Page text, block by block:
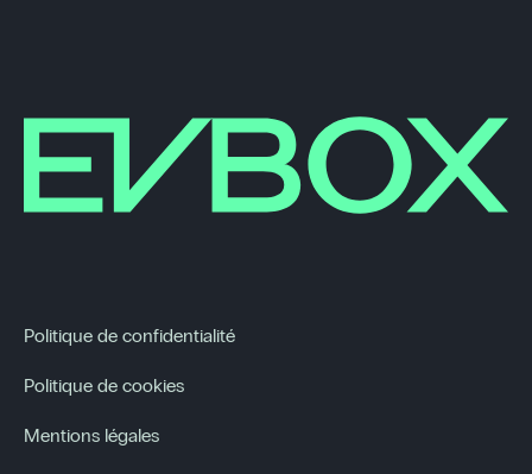
Politique de confidentialité
Politique de cookies
Mentions légales